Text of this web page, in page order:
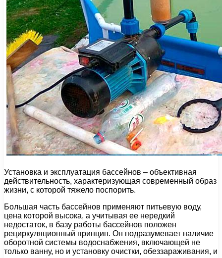
Установка и эксплуатация бассейнов – объективная
действительность, характеризующая современный образ
жизни, с которой тяжело поспорить.
Большая часть бассейнов применяют питьевую воду,
цена которой высока, а учитывая ее нередкий
недостаток, в базу работы бассейнов положен
рециркуляционный принцип. Он подразумевает наличие
оборотной системы водоснабжения, включающей не
только ванну, но и установку очистки, обеззараживания, и